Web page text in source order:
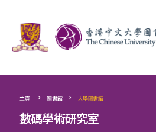
主頁 > 圖書館 > 大學圖書館
數碼學術研究室